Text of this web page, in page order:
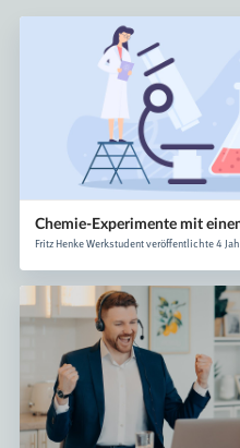
Chemie-Experimente mit
Fritz Henke Werkstudent veröffentlichte 4